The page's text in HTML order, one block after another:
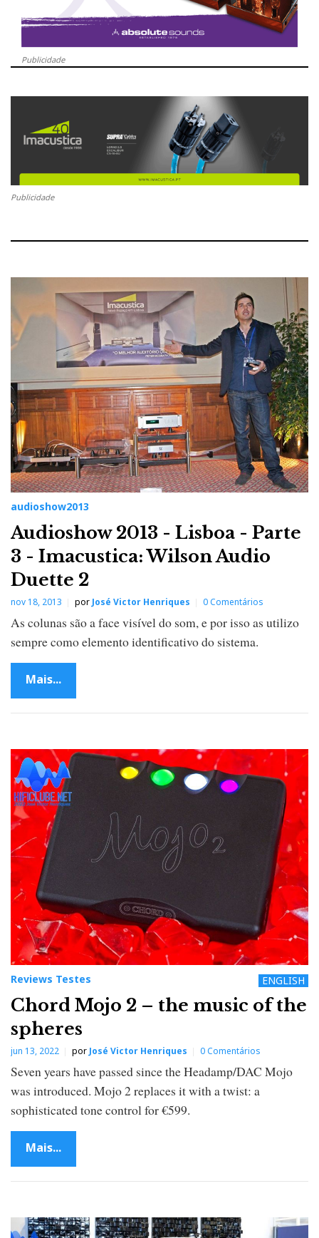
Publicidade
Publicidade
audioshow2013
Audioshow 2013 - Lisboa - Parte
3 - Imacustica: Wilson Audio
Duette 2
nov 18, 2013 por José Victor Henriques 0 Comentários
As colunas são a face visível do som, e por isso as utilizo
sempre como elemento identificativo do sistema.
Mais...
Reviews Testes ENGLISH
Chord Mojo 2 – the music of the
spheres
jun 13, 2022 por José Victor Henriques 0 Comentários
Seven years have passed since the Headamp/DAC Mojo
was introduced. Mojo 2 replaces it with a twist: a
sophisticated tone control for €599.
Mais...